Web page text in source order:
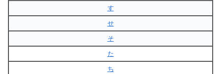
す
せ
そ
た
ち